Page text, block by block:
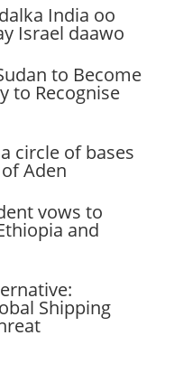
India oo
Israel daawo
to Become
to Recognise
circle of bases
Aden
vows to
and
Shipping